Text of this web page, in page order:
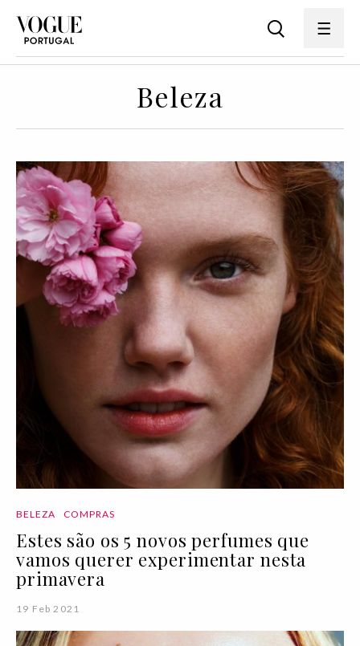
Beleza
BELEZA COMPRAS
Estes são os 5 novos perfumes que
vamos querer experimentar nesta
primavera
19 Feb 2021